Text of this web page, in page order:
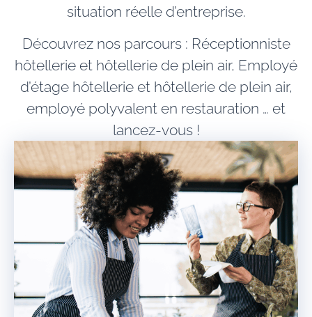
situation réelle d’entreprise.
Découvrez nos parcours : Réceptionniste
hôtellerie et hôtellerie de plein air, Employé
d’étage hôtellerie et hôtellerie de plein air,
employé polyvalent en restauration … et
lancez-vous !